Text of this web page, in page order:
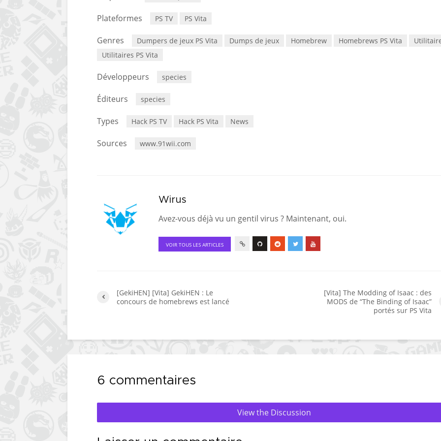
Plateformes PS TV PS Vita
Genres Dumpers de jeux PS Vita Dumps de jeux Homebrew Homebrews PS Vita
Utilitaires PS Vita
Développeurs species
Éditeurs species
Types Hack PS TV Hack PS Vita News
Sources www.91wii.com
Wirus
Avez-vous déjà vu un gentil virus ? Maintenant, oui.
VOIR TOUS LES ARTICLES
[GekiHEN] [Vita] GekiHEN : Le
concours de homebrews est lancé
[Vita] The Modding of Isaac : des
MODS de “The Binding of Isaac”
portés sur PS Vita
6 commentaires
View the Discussion